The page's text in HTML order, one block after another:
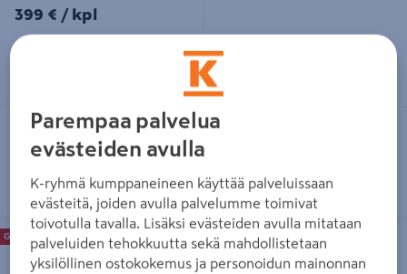
399€/kpl
399 € / kpl
Toimitettavissa
Heti 36 myymälästä
Vain myymälöistä
Lavakaulus Goodiy 80x60cm
luonnonvärinen
Goodiy Onnistu edullisesti
Parveketuoli valkoinen/ruskea
Goodiy Onnistu edullisesti
Parempaa palvelua
evästeiden avulla
K-ryhmä kumppaneineen käyttää palveluissaan
evästeitä, joiden avulla palvelumme toimivat
toivotulla tavalla. Lisäksi evästeiden avulla mitataan
palveluiden tehokkuutta sekä mahdollistetaan
yksilöllinen ostokokemus ja personoidun mainonnan